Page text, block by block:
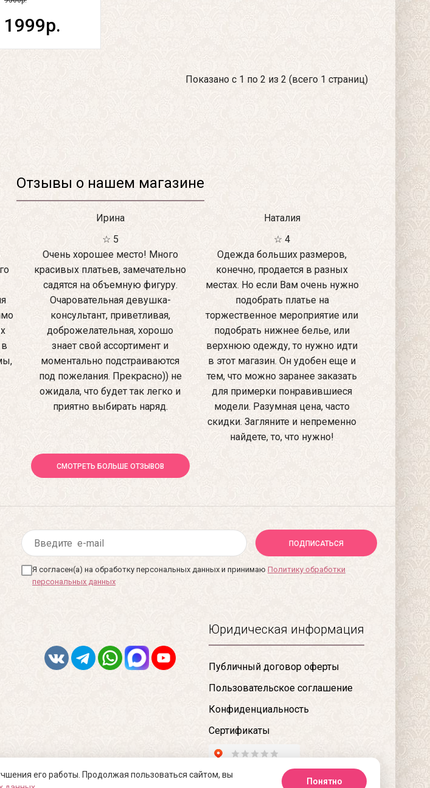
1999р.
Показано с 1 по 2 из 2 (всего 1 страниц)
Отзывы о нашем магазине
Ирина
☆ 5
Очень хорошее место! Много
красивых платьев, замечательно
садятся на объемную фигуру.
Очаровательная девушка-
консультант, приветливая,
доброжелательная, хорошо
знает свой ассортимент и
моментально подстраиваются
под пожелания. Прекрасно)) не
ожидала, что будет так легко и
приятно выбирать наряд.
Наталия
☆ 4
Одежда больших размеров,
конечно, продается в разных
местах. Но если Вам очень нужно
подобрать платье на
торжественное мероприятие или
подобрать нижнее белье, или
верхнюю одежду, то нужно идти
в этот магазин. Он удобен еще и
тем, что можно заранее заказать
для примерки понравившиеся
модели. Разумная цена, часто
скидки. Загляните и непременно
найдете, то, что нужно!
СМОТРЕТЬ БОЛЬШЕ ОТЗЫВОВ
ПОДПИСАТЬСЯ
Я согласен(а) на обработку персональных данных и принимаю Политику обработки
персональных данных
Юридическая информация
Публичный договор оферты
Пользовательское соглашение
Конфиденциальность
Сертификаты
его работы. Продолжая пользоваться сайтом, вы
Понятно